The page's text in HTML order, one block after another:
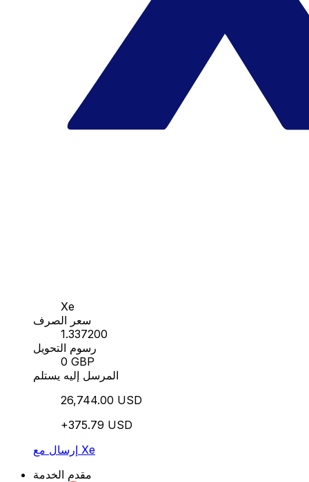
Xe
سعر الصرف
1.337200
رسوم التحويل
0 GBP
المرسل إليه يستلم
26,744.00 USD
+375.79 USD
إرسال مع Xe
مقدم الخدمة